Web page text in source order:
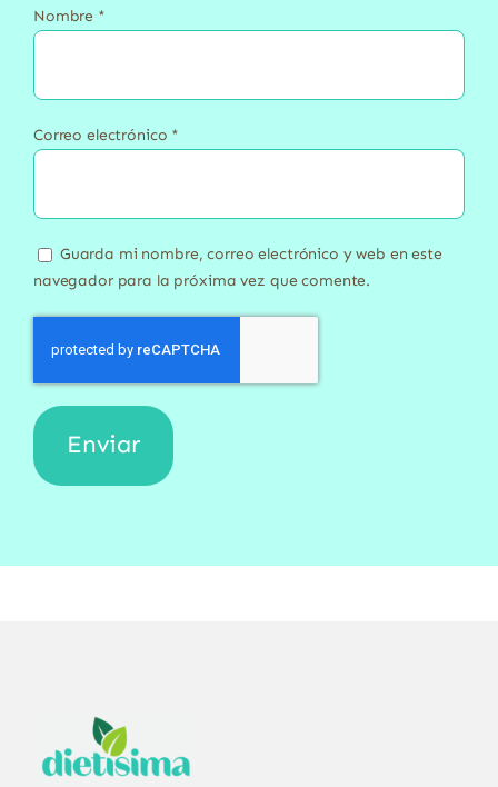
Nombre *
Correo electrónico *
Guarda mi nombre, correo electrónico y web en este
navegador para la próxima vez que comente.